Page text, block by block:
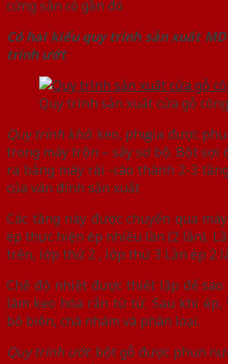
cứng sẵn có gần đó
Có hai kiểu quy trình sản xuất
trình ướt
Quy trình sản xuất cửa gỗ
Quy trình khô: keo, phụ gia được
trong máy trộn – sấy sơ bộ. Bột sợi
ra bằng máy rải -cào thành 2-3
của ván đính sản xuất
Các tầng này được chuyển qua
ép thực hiện ép nhiều lần (2 lần).
trên, lớp thứ 2 , lớp thứ 3 Lần ép 2
Chế độ nhiệt được thiết lập để
làm keo hóa rắn từ từ. Sau khi ép,
bỏ biên, chà nhám và phân loại.
Quy trình ướt: bột gỗ được phun